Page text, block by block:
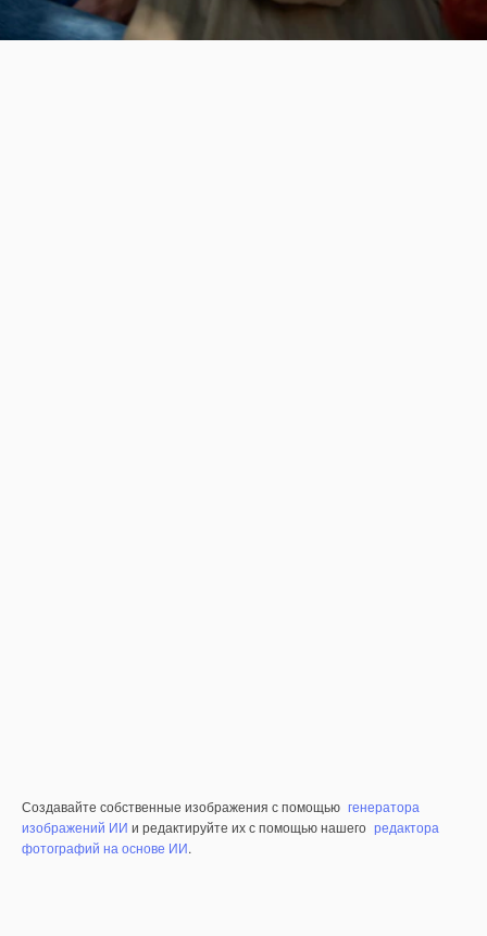
Создавайте собственные изображения с помощью генератора
изображений ИИ и редактируйте их с помощью нашего редактора
фотографий на основе ИИ.